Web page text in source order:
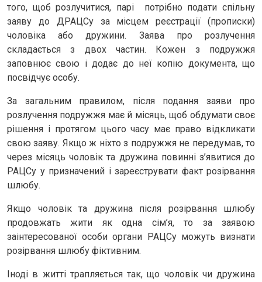
того, щоб розлучитися, парі потрібно подати спільну
заяву до ДРАЦСу за місцем реєстрації (прописки)
чоловіка або дружини. Заява про розлучення
складається з двох частин. Кожен з подружжя
заповнює свою і додає до неї копію документа, що
посвідчує особу.
За загальним правилом, після подання заяви про
розлучення подружжя має й місяць, щоб обдумати своє
рішення і протягом цього часу має право відкликати
свою заяву. Якщо ж ніхто з подружжя не передумав, то
через місяць чоловік та дружина повинні з’явитися до
РАЦСу у призначений і зареєструвати факт розірвання
шлюбу.
Якщо чоловік та дружина після розірвання шлюбу
продовжать жити як одна сім’я, то за заявою
заінтересованої особи органи РАЦСу можуть визнати
розірвання шлюбу фіктивним.
Іноді в житті трапляється так, що чоловік чи дружина